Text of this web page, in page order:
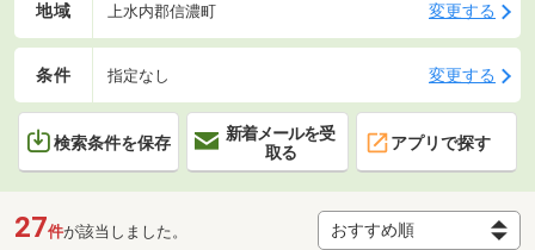
地域 上水内郡信濃町 変更する
条件 指定なし 変更する
検索条件を保存
新着メールを受
取る
アプリで探す
27件が該当しました。